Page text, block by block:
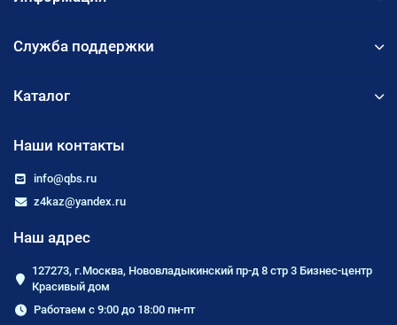
Служба поддержки
Каталог
Наши контакты
info@qbs.ru
z4kaz@yandex.ru
Наш адрес
127273, г.Москва, Нововладыкинский пр-д 8 стр 3 Бизнес-центр
Красивый дом
Работаем с 9:00 до 18:00 пн-пт